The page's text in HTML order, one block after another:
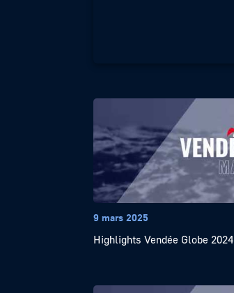
9 mars 2025
Highlights Vendée Globe 2024